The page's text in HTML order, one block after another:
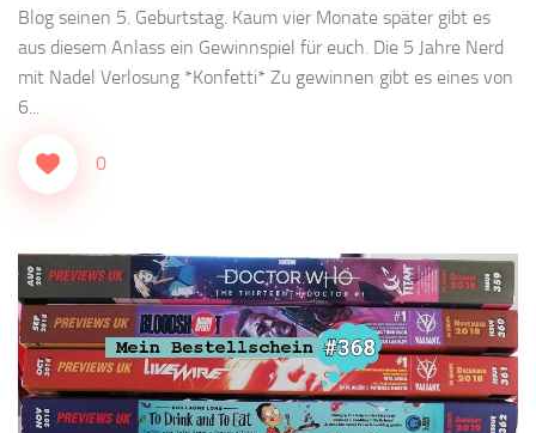
Blog seinen 5. Geburtstag. Kaum vier Monate später gibt es
aus diesem Anlass ein Gewinnspiel für euch. Die 5 Jahre Nerd
mit Nadel Verlosung *Konfetti* Zu gewinnen gibt es eines von
6...
0